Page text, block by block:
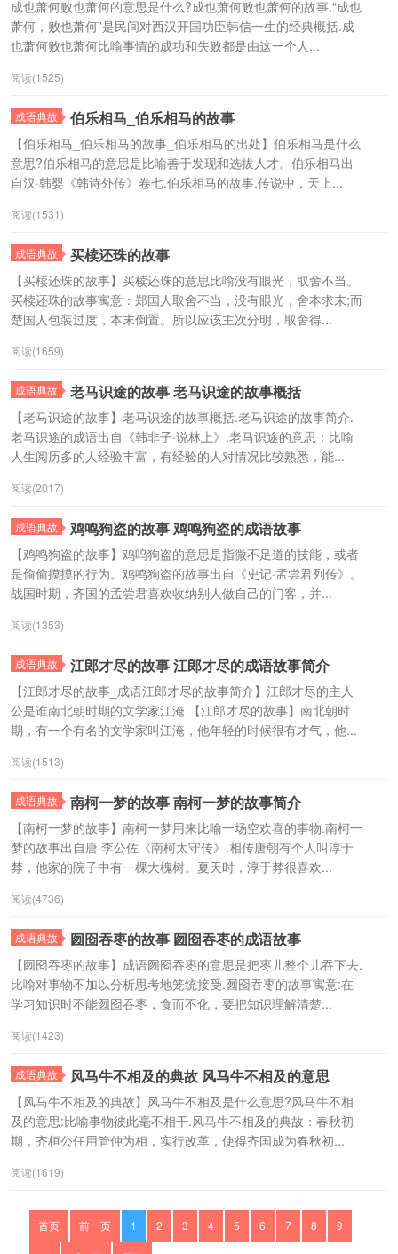
成也萧何败也萧何的意思是什么?成也萧何败也萧何的故事.“成也
萧何，败也萧何”是民间对西汉开国功臣韩信一生的经典概括.成
也萧何败也萧何比喻事情的成功和失败都是由这一个人...
阅读(1525)
成语典故 伯乐相马_伯乐相马的故事
【伯乐相马_伯乐相马的故事_伯乐相马的出处】伯乐相马是什么
意思?伯乐相马的意思是比喻善于发现和选拔人才。伯乐相马出
自汉·韩婴《韩诗外传》卷七.伯乐相马的故事.传说中，天上...
阅读(1531)
成语典故 买椟还珠的故事
【买椟还珠的故事】买椟还珠的意思比喻没有眼光，取舍不当。
买椟还珠的故事寓意：郑国人取舍不当，没有眼光，舍本求末;而
楚国人包装过度，本末倒置。所以应该主次分明，取舍得...
阅读(1659)
成语典故 老马识途的故事 老马识途的故事概括
【老马识途的故事】老马识途的故事概括.老马识途的故事简介.
老马识途的成语出自《韩非子·说林上》.老马识途的意思：比喻
人生阅历多的人经验丰富，有经验的人对情况比较熟悉，能...
阅读(2017)
成语典故 鸡鸣狗盗的故事 鸡鸣狗盗的成语故事
【鸡鸣狗盗的故事】鸡呜狗盗的意思是指微不足道的技能，或者
是偷偷摸摸的行为。鸡鸣狗盗的故事出自《史记·孟尝君列传》。
战国时期，齐国的孟尝君喜欢收纳别人做自己的门客，并...
阅读(1353)
成语典故 江郎才尽的故事 江郎才尽的成语故事简介
【江郎才尽的故事_成语江郎才尽的故事简介】江郎才尽的主人
公是谁南北朝时期的文学家江淹.【江郎才尽的故事】南北朝时
期，有一个有名的文学家叫江淹，他年轻的时候很有才气，他...
阅读(1513)
成语典故 南柯一梦的故事 南柯一梦的故事简介
【南柯一梦的故事】南柯一梦用来比喻一场空欢喜的事物.南柯一
梦的故事出自唐·李公佐《南柯太守传》.相传唐朝有个人叫淳于
棼，他家的院子中有一棵大槐树。夏天时，淳于棼很喜欢...
阅读(4736)
成语典故 囫囵吞枣的故事 囫囵吞枣的成语故事
【囫囵吞枣的故事】成语囫囵吞枣的意思是把枣儿整个儿吞下去.
比喻对事物不加以分析思考地笼统接受.囫囵吞枣的故事寓意:在
学习知识时不能囫囵吞枣，食而不化，要把知识理解清楚...
阅读(1423)
成语典故 风马牛不相及的典故 风马牛不相及的意思
【风马牛不相及的典故】风马牛不相及是什么意思?风马牛不相
及的意思:比喻事物彼此毫不相干.风马牛不相及的典故：春秋初
期，齐桓公任用管仲为相，实行改革，使得齐国成为春秋初...
阅读(1619)
首页 前一页 1 2 3 4 5 6 7 8 9